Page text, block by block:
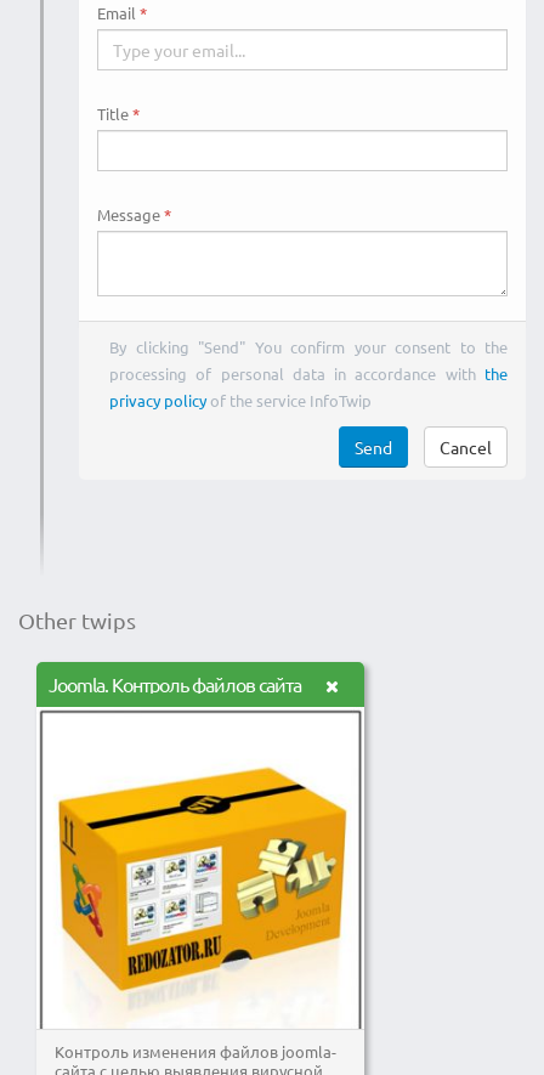
Email
Title
Message
By clicking "Send" You confirm your consent to the
processing of personal data in accordance with the
privacy policyof the service InfoTwip
Send Cancel
Other twips
Joomla. Контроль файлов сайта
Контроль изменения файлов joomla-
сайта с целью выявления вирусной